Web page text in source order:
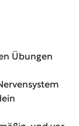
Übungen